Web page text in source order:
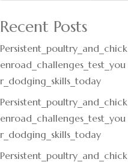
Recent Posts
Persistent_poultry_and_chick
enroad_challenges_test_you
r_dodging_skills_today
Persistent_poultry_and_chick
enroad_challenges_test_you
r_dodging_skills_today
Persistent_poultry_and_chick